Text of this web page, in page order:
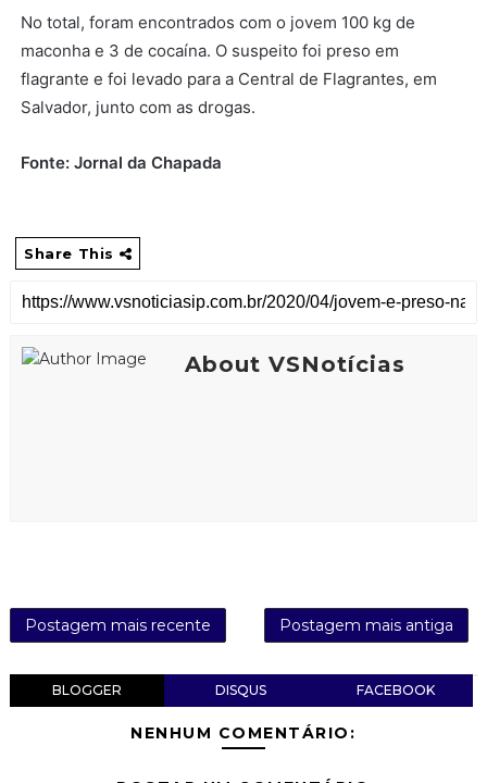
No total, foram encontrados com o jovem 100 kg de
maconha e 3 de cocaína. O suspeito foi preso em
flagrante e foi levado para a Central de Flagrantes, em
Salvador, junto com as drogas.
Fonte: Jornal da Chapada
Share This
About VSNotícias
Postagem mais recente Postagem mais antiga
BLOGGER DISQUS FACEBOOK
NENHUM COMENTÁRIO: